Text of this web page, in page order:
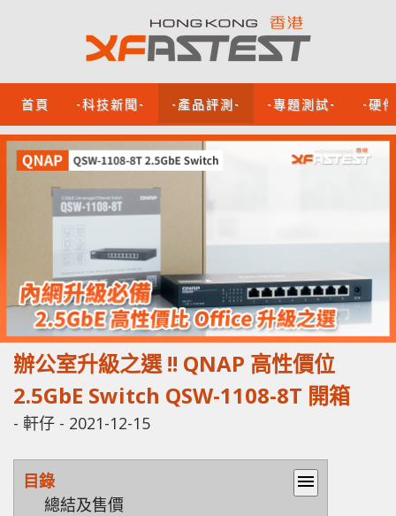
首頁 -科技新聞- -產品評測- -專題測試- -硬
辦公室升級之選 !! QNAP 高性價位
2.5GbE Switch QSW-1108-8T 開箱
- 軒仔 - 2021-12-15
目錄
menu
總結及售價